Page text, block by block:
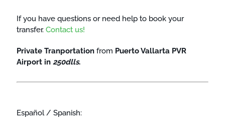
If you have questions or need help to book your
transfer. Contact us!
Private Tranportationfrom Puerto Vallarta PVR
Airport in 250dlls.
Español / Spanish: